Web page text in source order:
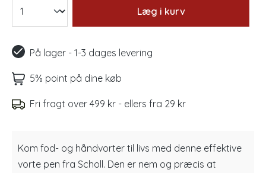
Læg i kurv
På lager - 1-3 dages levering
5% point på dine køb
Fri fragt over 499 kr - ellers fra 29 kr
Kom fod- og håndvorter til livs med denne effektive
vorte pen fra Scholl. Den er nem og præcis at